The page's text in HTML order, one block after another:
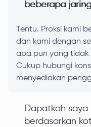
beberapa
Tentu. Proksi kami
dan kami dengan
apa pun yang tidak
Cukup hubungi
menyediakan
Dapatkah saya
berdasarkan